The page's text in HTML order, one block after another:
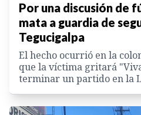
Por una discusión de
mata a guardia de
Tegucigalpa
El hecho ocurrió en la
que la víctima gritará
terminar un partido en la